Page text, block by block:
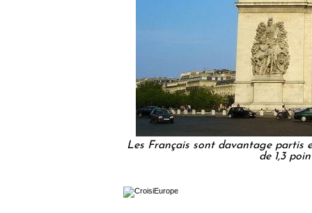
Les Français sont davantage partis
de 1,3